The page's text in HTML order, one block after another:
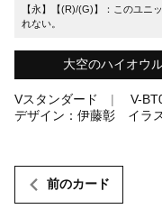
【永】【(R)/(G)】：このユニ
れない。
大空のハイオウ
Vスタンダード V-
デザイン：伊藤彰 イラ
前のカード